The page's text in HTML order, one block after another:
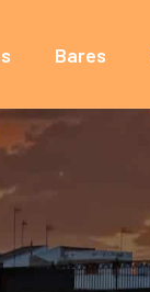
Bares